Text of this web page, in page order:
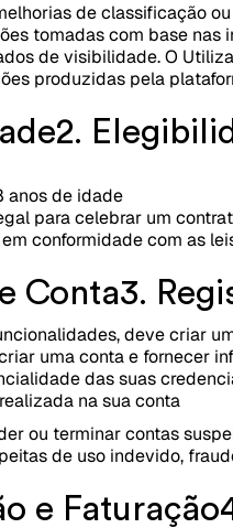
de classificação
tomadas com base
de visibilidade. O
produzidas pela
2.
anos de idade
para celebrar um
conformidade com as
Conta3.
deve criar
uma conta e fornecer
das suas
na sua conta
ou terminar contas
de uso indevido,
e Faturação